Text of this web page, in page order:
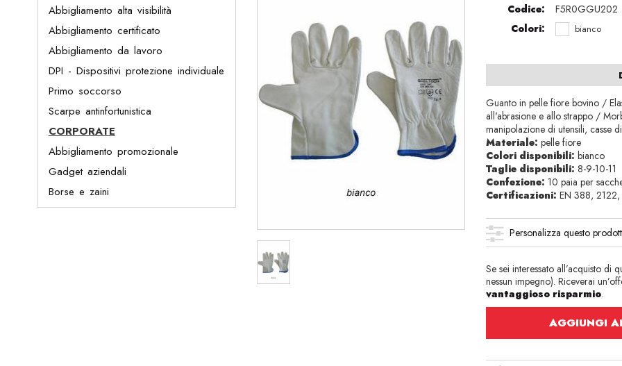
Abbigliamento alta visibilità
Abbigliamento certificato
Abbigliamento da lavoro
DPI - Dispositivi protezione individuale
Primo soccorso
Scarpe antinfortunistica
CORPORATE
Abbigliamento promozionale
Gadget aziendali
Borse e zaini
Codice:
F5R0GGU202
Colori:
bianco
Guanto in pelle fiore bovino /
all'abrasione e allo strappo /
manipolazione di utensili, casse
Materiale:pelle fiore
Colori disponibili:bianco
Taglie disponibili: 8-9-10-11
Confezione: 10 paia per
Certificazioni:EN 388, 2122,
Personalizza questo
Se sei interessato all’acquisto
nessun impegno). Riceverai
vantaggioso risparmio.
AGGIUNGI